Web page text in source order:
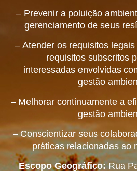
– Prevenir a poluição
gerenciamento de seus
– Atender os requisitos
requisitos subscritos
interessadas envolvidas
gestão
– Melhorar continuamente a
gestão
– Conscientizar seus
práticas relacionadas ao
Escopo Geográfico:Rua